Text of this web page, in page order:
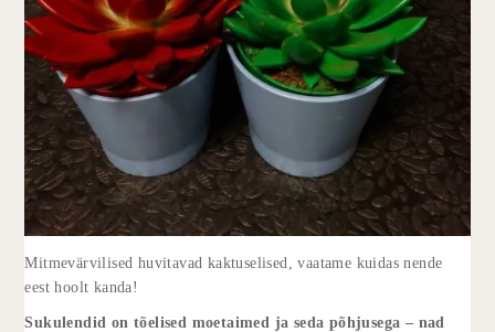
Mitmevärvilised huvitavad kaktuselised, vaatame kuidas nende
eest hoolt kanda!
Sukulendid on tõelised moetaimed ja seda põhjusega – nad